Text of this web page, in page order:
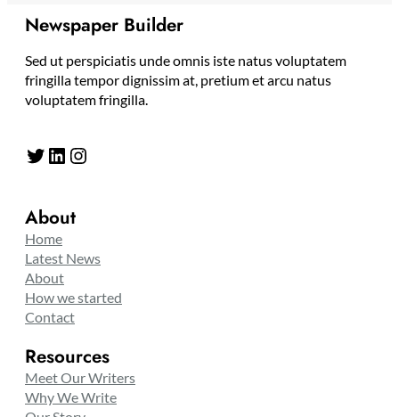
Newspaper Builder
Sed ut perspiciatis unde omnis iste natus voluptatem
fringilla tempor dignissim at, pretium et arcu natus
voluptatem fringilla.
Twitter LinkedIn Instagram
About
Home
Latest News
About
How we started
Contact
Resources
Meet Our Writers
Why We Write